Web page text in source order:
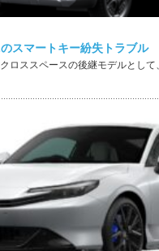
スマートキー紛失トラブル
ロススペースの後継モデルとし